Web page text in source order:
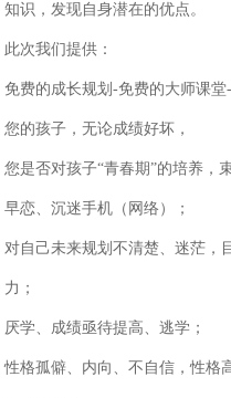
知识，发现自身潜在的优点。
此次我们提供：
免费的成长规划-免费的大师课堂
您的孩子，无论成绩好坏，
您是否对孩子“青春期”的培养，
早恋、沉迷手机（网络）；
对自己未来规划不清楚、迷茫，
力；
厌学、成绩亟待提高、逃学；
性格孤僻、内向、不自信，性格